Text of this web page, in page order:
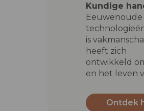
Kundige
Eeuwenoude
is
heeft zich
ontwikkeld
en het leven
Ontdek